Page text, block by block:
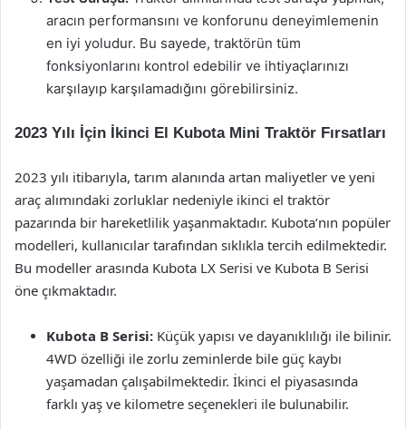
aracın performansını ve konforunu deneyimlemenin
en iyi yoludur. Bu sayede, traktörün tüm
fonksiyonlarını kontrol edebilir ve ihtiyaçlarınızı
karşılayıp karşılamadığını görebilirsiniz.
2023 Yılı İçin İkinci El Kubota Mini Traktör Fırsatları
2023 yılı itibarıyla, tarım alanında artan maliyetler ve yeni
araç alımındaki zorluklar nedeniyle ikinci el traktör
pazarında bir hareketlilik yaşanmaktadır. Kubota’nın popüler
modelleri, kullanıcılar tarafından sıklıkla tercih edilmektedir.
Bu modeller arasında Kubota LX Serisi ve Kubota B Serisi
öne çıkmaktadır.
Kubota B Serisi: Küçük yapısı ve dayanıklılığı ile bilinir.
4WD özelliği ile zorlu zeminlerde bile güç kaybı
yaşamadan çalışabilmektedir. İkinci el piyasasında
farklı yaş ve kilometre seçenekleri ile bulunabilir.